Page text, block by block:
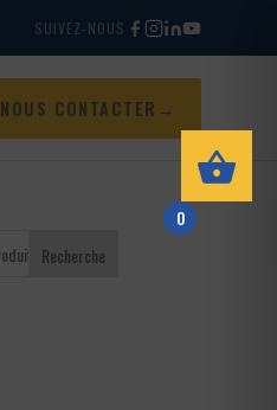
SUIVEZ-NOUS
NOUS CONTACTER
Recherche
0